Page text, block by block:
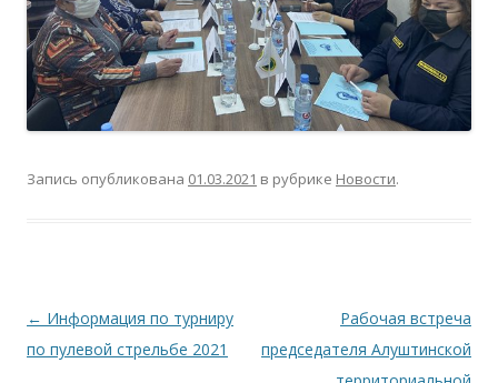
Запись опубликована 01.03.2021 в рубрике Новости.
Навигация по записям
← Информация по турниру
по пулевой стрельбе 2021
Рабочая встреча
председателя Алуштинской